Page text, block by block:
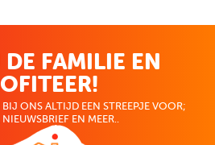
FAMILIE EN
ONS ALTIJD EEN STREEPJE VOOR;
EN MEER..